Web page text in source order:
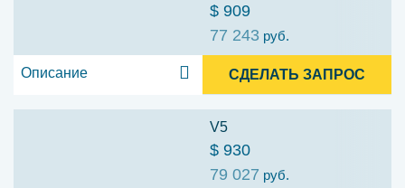
$ 909
77 243 руб.
Описание СДЕЛАТЬ ЗАПРОС
V5
$ 930
79 027 руб.